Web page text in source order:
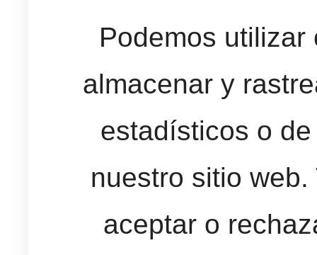
Podemos
almacenar y
estadísticos o
nuestro sitio
aceptar o